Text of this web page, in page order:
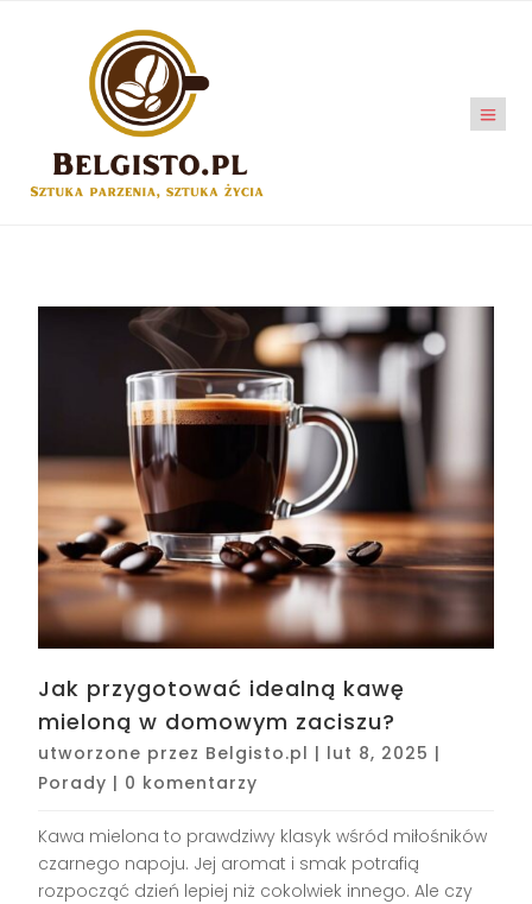
Jak przygotować idealną kawę
mieloną w domowym zaciszu?
utworzone przez Belgisto.pl | lut 8, 2025 |
Porady | 0 komentarzy
Kawa mielona to prawdziwy klasyk wśród miłośników
czarnego napoju. Jej aromat i smak potrafią
rozpocząć dzień lepiej niż cokolwiek innego. Ale czy